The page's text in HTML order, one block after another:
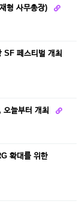
형 사무총장)
SF 페스티벌 개최
오늘부터 개최
확대를 위한